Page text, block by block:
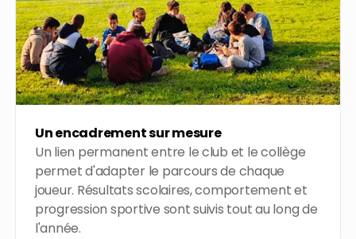
Un encadrement sur mesure
Un lien permanent entre le club et le collège
permet d'adapter le parcours de chaque
joueur. Résultats scolaires, comportement et
progression sportive sont suivis tout au long de
l'année.